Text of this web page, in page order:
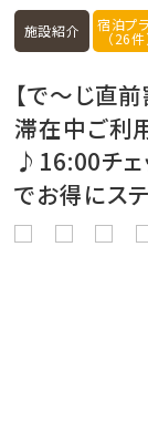
施設紹介 宿泊プ
（26件
【で～じ直
滞在中ご利
♪16:00チェ
でお得にス